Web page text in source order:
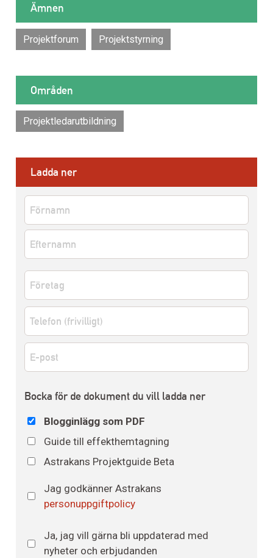
Ämnen
Projektforum Projektstyrning
Områden
Projektledarutbildning
Ladda ner
Namn
Förnamn
Efternamn
Företag *
Telefon
E-
post *
Bocka för de dokument du vill ladda ner
Blogginlägg som PDF
Guide till effekthemtagning
Astrakans Projektguide Beta
Astrakans
personuppgiftspolicy *
Jag godkänner Astrakans
personuppgiftpolicy
Nyhetsbrev
Ja, jag vill gärna bli uppdaterad med
nyheter och erbjudanden